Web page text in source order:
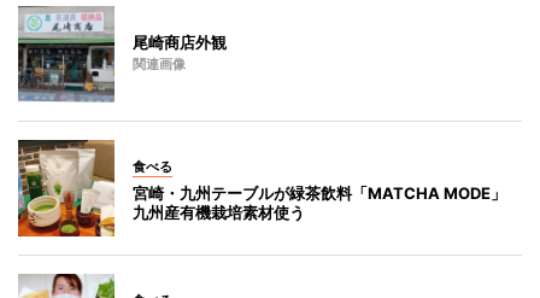
尾崎商店外観
関連画像
食べる
宮崎・九州テーブルが緑茶飲料「MATCHA MODE」
九州産有機栽培素材使う